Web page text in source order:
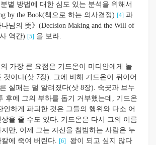
별 방법에 대한 심도 있는 분석을 위해서
by the Book(책으로 하는 의사결정) [4] 과
나님의 뜻》(Decision Making and the Will of
역간) [5] 을 보라.
가장 큰 요점은 기드온이 미디안에게 놀
것이다(삿 7장). 그에 비해 기드온이 뒤이어
실패는 덜 알려졌다(삿 8장). 숙곳과 브누
후에 그의 부하를 돕기 거부했는데, 기드온
인하게 파괴한 것은 그들의 행위와 다소 어
을 줄 수도 있다. 기드온은 다시 그의 이름
만, 이제 그는 자신을 침범하는 사람은 누
에 죽여 버린다. [6]
왕이 되고 싶지 않다